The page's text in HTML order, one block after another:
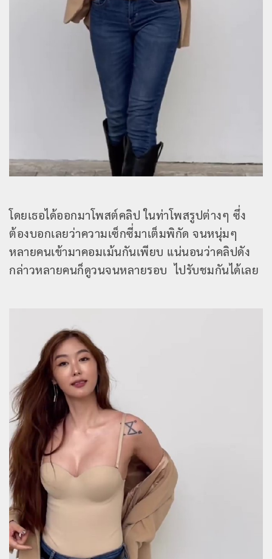
โดยเธอได้ออกมาโพสต์คลิป ในท่าโพสรูปต่างๆ ซึ่ง
ต้องบอกเลยว่าความเซ็กซี่มาเต็มพิกัด จนหนุ่มๆ
หลายคนเข้ามาคอมเม้นกันเพียบ แน่นอนว่าคลิปดัง
กล่าวหลายคนก็ดูวนจนหลายรอบ ไปรับชมกันได้เลย